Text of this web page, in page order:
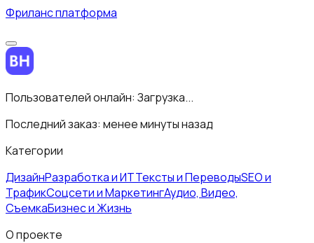
Фриланс платформа
Пользователей онлайн: Загрузка...
Последний заказ: менее минуты назад
Категории
ДизайнРазработка и ИТТексты и ПереводыSEO и
ТрафикСоцсети и МаркетингАудио, Видео,
СъемкаБизнес и Жизнь
О проекте